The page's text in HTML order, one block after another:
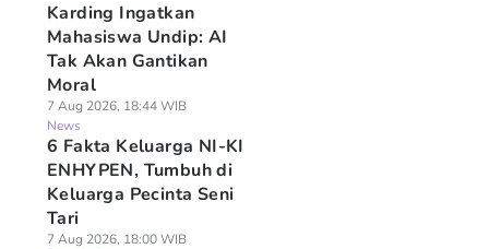
Karding Ingatkan
Mahasiswa Undip: AI
Tak Akan Gantikan
Moral
7 Aug 2026, 18:44 WIB
News
6 Fakta Keluarga NI-KI
ENHYPEN, Tumbuh di
Keluarga Pecinta Seni
Tari
7 Aug 2026, 18:00 WIB